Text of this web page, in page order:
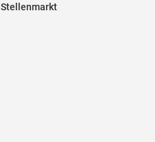
Stellenmarkt